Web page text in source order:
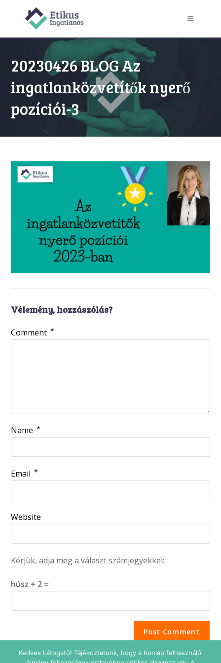
20230426 BLOG Az
ingatlanközvetítők nyerő
pozíciói-3
Vélemény, hozzászólás?
Comment *
Name *
Email *
Website
Kérjük, adja meg a választ számjegyekkel:
húsz + 2 =
Kedves Látogató! Tájékoztatunk, hogy a honlap felhasználói